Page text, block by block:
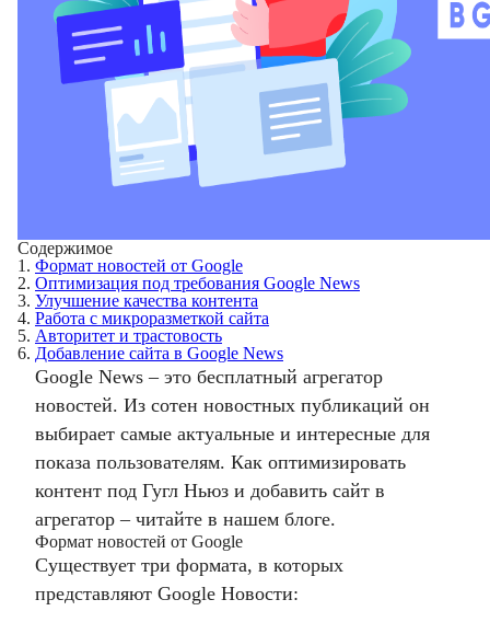
Содержимое
1. Формат новостей от Google
2. Оптимизация под требования Google News
3. Улучшение качества контента
4. Работа с микроразметкой сайта
5. Авторитет и трастовость
6. Добавление сайта в Google News
Google News – это бесплатный агрегатор
новостей. Из сотен новостных публикаций он
выбирает самые актуальные и интересные для
показа пользователям. Как оптимизировать
контент под Гугл Ньюз и добавить сайт в
агрегатор – читайте в нашем блоге.
Формат новостей от Google
Существует три формата, в которых
представляют Google Новости: